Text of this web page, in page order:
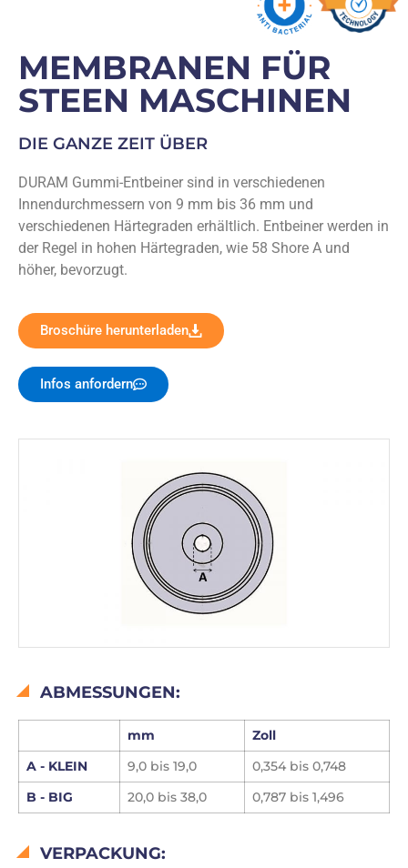
MEMBRANEN FÜR
STEEN MASCHINEN
DIE GANZE ZEIT ÜBER
DURAM Gummi-Entbeiner sind in verschiedenen
Innendurchmessern von 9 mm bis 36 mm und
verschiedenen Härtegraden erhältlich. Entbeiner werden in
der Regel in hohen Härtegraden, wie 58 Shore A und
höher, bevorzugt.
Broschüre herunterladen
Infos anfordern
ABMESSUNGEN:
mm
Zoll
A - KLEIN 9,0 bis 19,0
0,354 bis 0,748
B - BIG
20,0 bis 38,0 0,787 bis 1,496
VERPACKUNG: